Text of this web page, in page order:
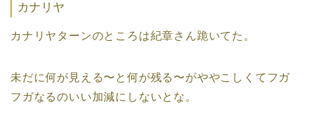
カナリヤ
カナリヤターンのところは紀章さん跪いてた。
未だに何が見える〜と何が残る〜がややこしくてフガ
フガなるのいい加減にしないとな。